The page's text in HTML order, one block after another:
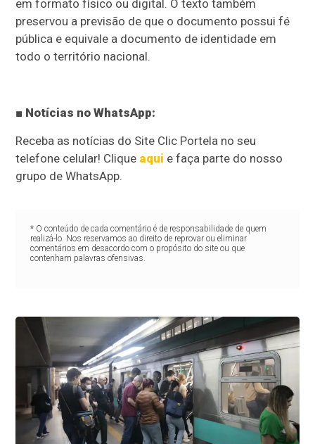
em formato físico ou digital. O texto também
preservou a previsão de que o documento possui fé
pública e equivale a documento de identidade em
todo o território nacional.
■ Notícias no WhatsApp:
Receba as notícias do Site Clic Portela no seu
telefone celular! Clique aqui e faça parte do nosso
grupo de WhatsApp.
* O conteúdo de cada comentário é de responsabilidade de quem
realizá-lo. Nos reservamos ao direito de reprovar ou eliminar
comentários em desacordo com o propósito do site ou que
contenham palavras ofensivas.